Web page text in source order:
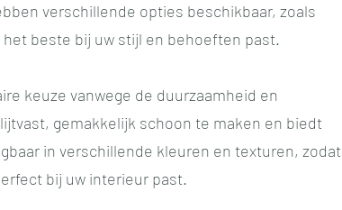
verschillende opties beschikbaar, zoals
beste bij uw stijl en behoeften past.
keuze vanwege de duurzaamheid en
gemakkelijk schoon te maken en biedt
in verschillende kleuren en texturen, zodat
bij uw interieur past.